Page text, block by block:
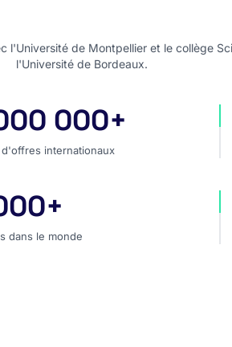
l'Université de Montpellier et le collège
l'Université de Bordeaux.
d'offres internationaux
000+
internationaux
dans le monde
dans le monde